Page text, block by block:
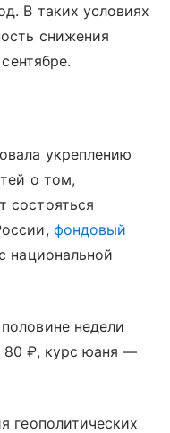
В таких условиях
снижения
укреплению
о том,
состояться
фондовый
национальной
недели
80 ₽, курс юаня —
геополитических